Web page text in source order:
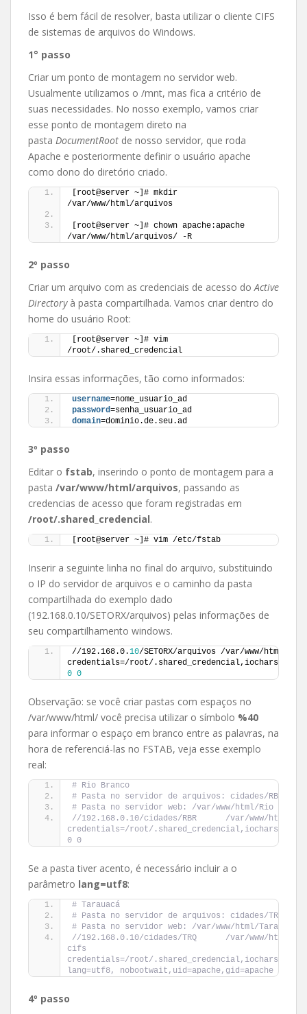
Isso é bem fácil de resolver, basta utilizar o cliente CIFS
de sistemas de arquivos do Windows.
1° passo
Criar um ponto de montagem no servidor web.
Usualmente utilizamos o /mnt, mas fica a critério de
suas necessidades. No nosso exemplo, vamos criar
esse ponto de montagem direto na
pasta DocumentRoot de nosso servidor, que roda
Apache e posteriormente definir o usuário apache
como dono do diretório criado.
[root@server ~]# mkdir
/var/www/html/arquivos
[root@server ~]# chown apache:apache
/var/www/html/arquivos/ -R
2º passo
Criar um arquivo com as credenciais de acesso doActive
Directoryà pasta compartilhada. Vamos criar dentro do
home do usuário Root:
[root@server ~]# vim
/root/.shared_credencial
Insira essas informações, tão como informados:
username=nome_usuario_ad
password=senha_usuario_ad
domain=dominio.de.seu.ad
3º passo
Editar o fstab, inserindo o ponto de montagem para a
pasta /var/www/html/arquivos, passando as
credencias de acesso que foram registradas em
/root/.shared_credencial.
[root@server ~]# vim /etc/fstab
Inserir a seguinte linha no final do arquivo, substituindo
o IP do servidor de arquivos e o caminho da pasta
compartilhada do exemplo dado
(192.168.0.10/SETORX/arquivos) pelas informações de
seu compartilhamento windows.
//192.168.0.10/SETORX/arquivos /var/www/html/
0 0
Observação: se você criar pastas com espaços no
/var/www/html/ você precisa utilizar o símbolo %40
para informar o espaço em branco entre as palavras, na
hora de referenciá-las no FSTAB, veja esse exemplo
real:
# Rio Branco
# Pasta no servidor de arquivos: cidades/RBR
# Pasta no servidor web: /var/www/html/Rio Branco
//192.168.0.10/cidades/RBR      /var/www/html/
credentials=/root/
0 0
Se a pasta tiver acento, é necessário incluir a o
parâmetro lang=utf8:
# Tarauacá
# Pasta no servidor de arquivos: cidades/TRQ
# Pasta no servidor web: /var/www/html/Tarauacá
//192.168.0.10/cidades/TRQ      /var/www/html/
cifs
credentials=/root/
lang=utf8, nobootwait,uid=apache,gid=apache 0 0
4º passo